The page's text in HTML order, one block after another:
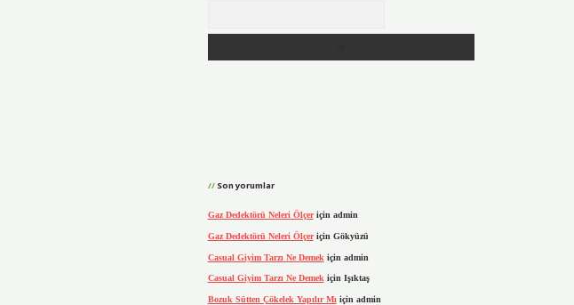
Son yorumlar
Gaz Dedektörü Neleri Ölçeriçin admin
Gaz Dedektörü Neleri Ölçeriçin Gökyüzü
Casual Giyim Tarzı Ne Demek için admin
Casual Giyim Tarzı Ne Demek için Işıktaş
Bozuk Sütten Çökelek Yapılır Mı için admin